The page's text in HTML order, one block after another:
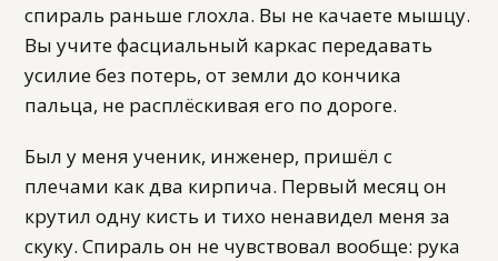
спираль раньше глохла. Вы не качаете мышцу.
Вы учите фасциальный каркас передавать
усилие без потерь, от земли до кончика
пальца, не расплёскивая его по дороге.
Был у меня ученик, инженер, пришёл с
плечами как два кирпича. Первый месяц он
крутил одну кисть и тихо ненавидел меня за
скуку. Спираль он не чувствовал вообще: рука